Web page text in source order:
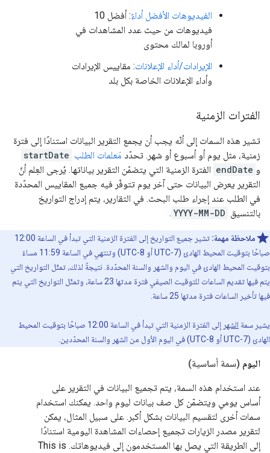
الفيديوهات الأفضل أداءً
: أفضل 10
فيديوهات من حيث عدد المشاهدات في
أوروبا لمالك محتوى
الإيرادات/أداء الإعلانات: مقاييس الإيرادات
وأداء الإعلانات الخاصة بكل بلد
الفترات الزمنية
تشير هذه السمات إلى أنّه يجب أن يجمع التقرير البيانات استنادًا إلى فترة
زمنية، مثل يوم أو أسبوع أو شهر. تحدّد مَعلمات الطلب startDate
و endDate الفترة الزمنية التي يتضمّن التقرير بياناتها. يُرجى العِلم أنّ
التقرير يعرض البيانات حتى آخر يوم تتوفّر فيه جميع المقاييس المحدّدة
في الطلب عند إجراء طلب البحث. في التقارير، يتم إدراج التواريخ
بالتنسيق YYYY-MM-DD
.
ملاحظة مهمة:
تشير جميع التواريخ إلى الفترة الزمنية التي تبدأ في الساعة 12:00
صباحًا بتوقيت المحيط الهادئ (UTC-7 أو UTC-8) وتنتهي في الساعة 11:59 مساءً
بتوقيت المحيط الهادئ في اليوم والشهر والسنة المحدّدة. نتيجةً لذلك، تمثّل التواريخ التي
يتم فيها تقديم الساعات للتوقيت الصيفي فترة مدتها 23 ساعة، وتمثّل التواريخ التي يتم
فيها تأخير الساعات فترة مدتها 25 ساعة.
يشير سمة الشهر
إلى الفترة الزمنية التي تبدأ في الساعة 12:00 صباحًا بتوقيت المحيط
الهادئ (UTC-7 أو UTC-8) في اليوم الأول من الشهر والسنة المحدّدين.
اليوم (سمة أساسية)
عند استخدام هذه السمة، يتم تجميع البيانات في التقرير على
أساس يومي ويتضمّن كل صف بيانات ليوم واحد. يمكنك استخدام
سمات أخرى لتقسيم البيانات بشكل أكبر. على سبيل المثال، يمكن
لتقرير مصدر الزيارات تجميع إحصاءات المشاهدة اليومية استنادًا
إلى الطريقة التي يصل بها المستخدمون إلى فيديوهاتك. This is